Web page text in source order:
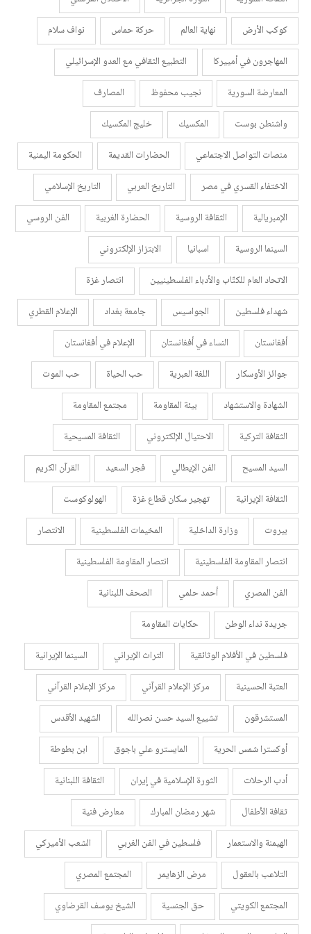
كوكب الأرض
نهاية العالم حركة حماس
نواف سلام
المهاجرون في أمييركا
التطبيع الثقافي مع العدو الإسرائيلي
المعارضة السورية
نجيب محفوظ
المصارف
واشنطن بوست
المكسيك
خليج المكسيك
منصات التواصل الاجتماعي
الحضارات القديمة
الحكومة اليمنية
الاختفاء القسري في مصر
التاريخ العربي
التاريخ الإسلامي
الإمبريالية
الثقافة الروسية الحضارة الغربية
الفن الروسي
السينما الروسية
اسبانيا
الابتزاز الإلكتروني
الاتحاد العام للكتّاب والأدباء الفلسطينيين
انتصار غزة
شهداء فلسطين
الجواسيس جامعة بغداد
الإعلام القطري
أفغانستان
النساء في أفغانستان
الإعلام في أفغانستان
جوائز الأوسكار
اللغة العبرية حب الحياة
حب الموت
الشهادة والاستشهاد
بيئة المقاومة
مجتمع المقاومة
الثقافة التركية
الاحتيال الإلكتروني
الثقافة المسيحية
السيد المسيح
الفن الإيطالي فجر السعيد
القرآن الكريم
الثقافة الإيرانية
تهجير سكان قطاع غزة
الهولوكوست
بيروت
وزارة الداخلية المخيمات الفلسطينية
الانتصار
انتصار المقاومة الفلسطينية
انتصار المقاومة الفلسطينية
الفن المصري
أحمد حلمي
الصحف اللبنانية
جريدة نداء الوطن
حكايات المقاومة
فلسطين في الأفلام الوثائقية
التراث الإيراني
السينما الإيرانية
العتبة الحسينية
مركز الإعلام القرآني
مركز الإعلام القرآني
المستشرقون
تشييع السيد حسن نصرالله
الشهيد الأقدس
أوكسترا شمس الحرية
المايسترو علي باجوق
ابن بطوطة
أدب الرحلات
الثورة الإسلامية في إيران
الثقافة اللبنانية
ثقافة الأطفال
شهر رمضان المبارك
معارض فنية
الهيمنة والاستعمار
فلسطين في الفن الغربي
الشعب الأميركي
التلاعب بالعقول
مرض الزهايمر
المجتمع المصري
المجتمع الكويتي
حق الجنسية
الشيخ يوسف القرضاوي